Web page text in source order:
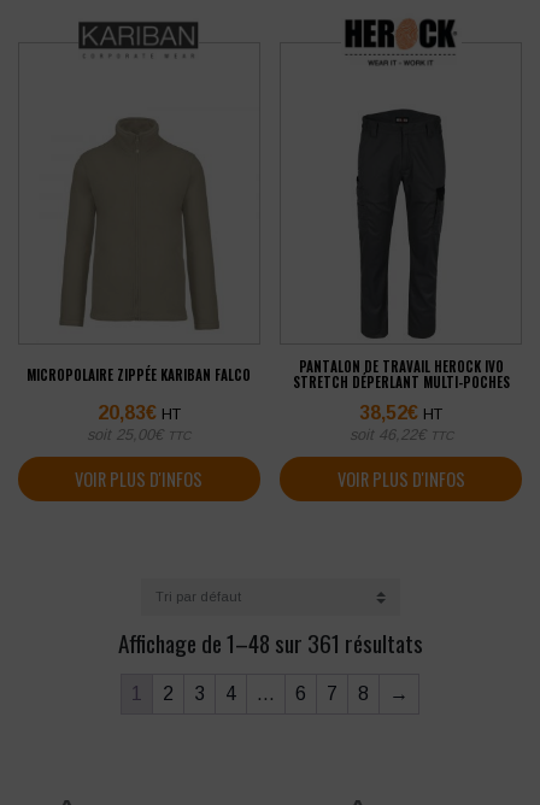
MICROPOLAIRE ZIPPÉE KARIBAN FALCO
20,83€ HT
soit 25,00€ TTC
VOIR PLUS D'INFOS
PANTALON DE TRAVAIL HEROCK IVO
STRETCH DÉPERLANT MULTI-POCHES
38,52€ HT
soit 46,22€ TTC
VOIR PLUS D'INFOS
Affichage de 1–48 sur 361 résultats
1 2 3 4 … 6 7 8 →